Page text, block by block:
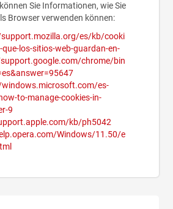
Sie Informationen, wie Sie
Browser verwenden können:
es/kb/cooki
los-sitios-web-guardan-en-
chrome/bin
es-
to-manage-cookies-in-
9
kb/ph5042
Windows/11.50/e